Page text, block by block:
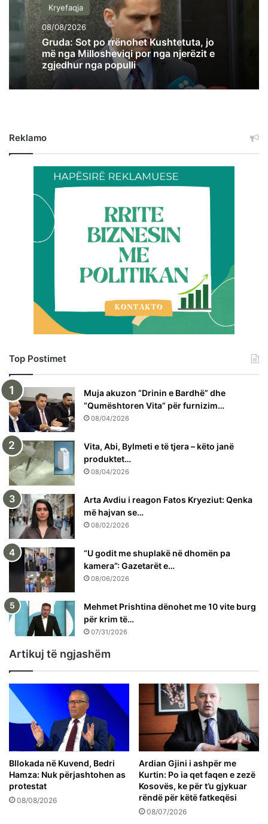
Kryefaqja
08/08/2026
Gruda: Sot po rrënohet Kushtetuta, jo
më nga Millosheviqi por nga njerëzit e
zgjedhur nga populli
Reklamo
Top Postimet
Muja akuzon “Drinin e Bardhë” dhe
“Qumështoren Vita” për furnizim…
08/04/2026
Vita, Abi, Bylmeti e të tjera – këto janë
produktet…
08/04/2026
Arta Avdiu i reagon Fatos Kryeziut: Qenka
më hajvan se…
08/02/2026
“U godit me shuplakë në dhomën pa
kamera”: Gazetarët e…
08/06/2026
Mehmet Prishtina dënohet me 10 vite burg
për krim të…
07/31/2026
Artikuj të ngjashëm
Bllokada në Kuvend, Bedri
Hamza: Nuk përjashtohen as
protestat
08/08/2026
Ardian Gjini i ashpër me
Kurtin: Po ia qet faqen e zezë
Kosovës, ke për t’u gjykuar
rëndë për këtë fatkeqësi
08/07/2026